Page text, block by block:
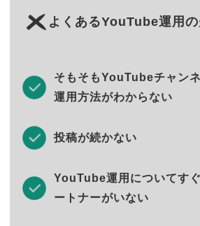
よくあるYouTube運用
そもそもYouTubeチャン
運用方法がわからない
投稿が続かない
YouTube運用についてす
ートナーがいない